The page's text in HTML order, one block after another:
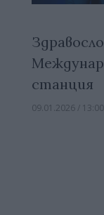
станция
09.01.2026 / 13:00